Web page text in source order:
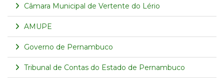
Câmara Municipal de Vertente do Lério
AMUPE
Governo de Pernambuco
Tribunal de Contas do Estado de Pernambuco